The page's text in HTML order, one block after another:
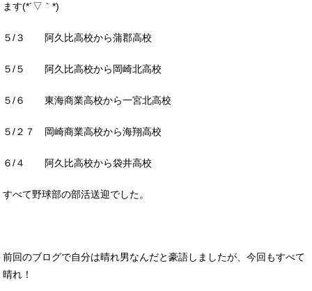
ます(*´▽｀*)
５/３ 阿久比高校から蒲郡高校
５/５ 阿久比高校から岡崎北高校
５/６ 東海商業高校から一宮北高校
５/２７ 岡崎商業高校から海翔高校
６/４ 阿久比高校から袋井高校
すべて野球部の部活送迎でした。
前回のブログで自分は晴れ男なんだと豪語しましたが、今回もすべて
晴れ！